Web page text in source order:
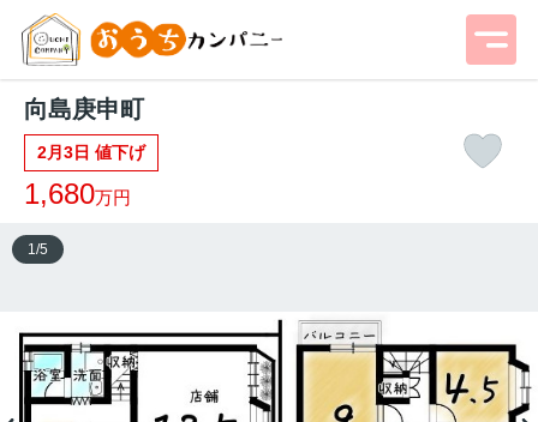
向島庚申町
2月3日 値下げ
1,680万円
1 /5